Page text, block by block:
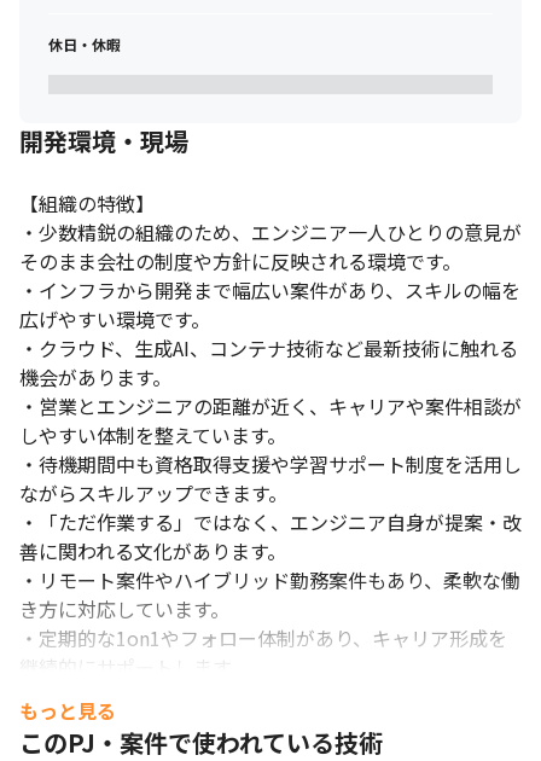
休日・休暇
開発環境・現場
【組織の特徴】
・少数精鋭の組織のため、エンジニア一人ひとりの意見が
そのまま会社の制度や方針に反映される環境です。
・インフラから開発まで幅広い案件があり、スキルの幅を
広げやすい環境です。
・クラウド、生成AI、コンテナ技術など最新技術に触れる
機会があります。
・営業とエンジニアの距離が近く、キャリアや案件相談が
しやすい体制を整えています。
・待機期間中も資格取得支援や学習サポート制度を活用し
ながらスキルアップできます。
・「ただ作業する」ではなく、エンジニア自身が提案・改
善に関われる文化があります。
・リモート案件やハイブリッド勤務案件もあり、柔軟な働
き方に対応しています。
・定期的な1on1やフォロー体制があり、キャリア形成を
継続的にサポートします。
・スタートアップならではのスピード感があり、会社と一
緒に成長できる環境です。
もっと見る
このPJ・案件で使われている技術